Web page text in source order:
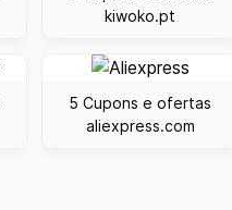
kiwoko.pt
5 Cupons e ofertas
aliexpress.com